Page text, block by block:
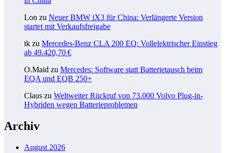
Lon zu Neuer BMW iX3 für China: Verlängerte Version
startet mit Verkaufsfreigabe
tk zu Mercedes-Benz CLA 200 EQ: Vollelektrischer Einstieg
ab 49.420,70 €
O.Maid zu Mercedes: Software statt Batterietausch beim
EQA und EQB 250+
Claus zu Weltweiter Rückruf von 73.000 Volvo Plug-in-
Hybriden wegen Batterieproblemen
Archiv
August 2026